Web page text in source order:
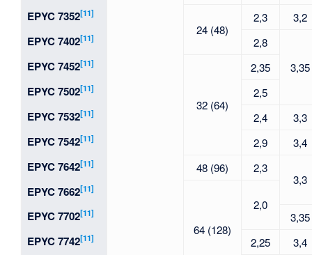
EPYC 7352[11]
24 (48)
2,3 3,2
EPYC 7402[11]
2,8
3,35
EPYC 7452[11]
32 (64)
2,35
EPYC 7502[11] 2,5
EPYC 7532[11] 2,4 3,3
EPYC 7542[11] 2,9 3,4
EPYC 7642[11] 48 (96)
2,3
3,3
EPYC 7662[11]
64 (128)
2,0
EPYC 7702[11] 3,35
EPYC 7742[11] 2,25 3,4